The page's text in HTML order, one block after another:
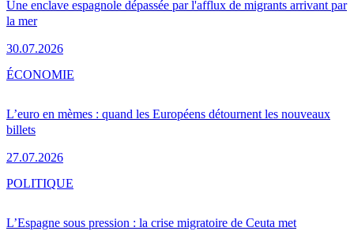
Une enclave espagnole dépassée par l'afflux de migrants arrivant par
la mer
30.07.2026
L’euro en mèmes : quand les Européens détournent les nouveaux
billets
27.07.2026
ÉCONOMIE
L’Espagne sous pression : la crise migratoire de Ceuta met
POLITIQUE